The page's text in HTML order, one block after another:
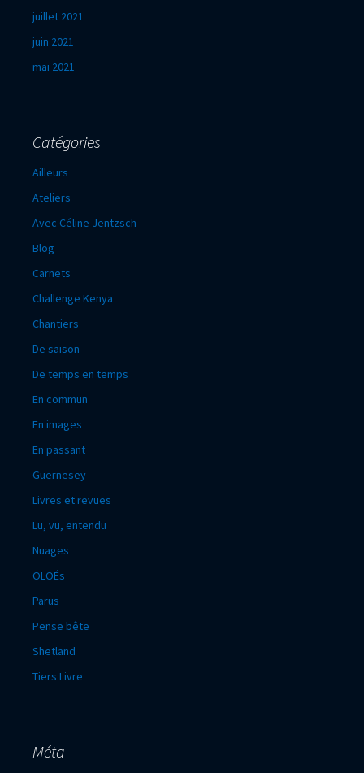
juillet 2021
juin 2021
mai 2021
Catégories
Ailleurs
Ateliers
Avec Céline Jentzsch
Blog
Carnets
Challenge Kenya
Chantiers
De saison
De temps en temps
En commun
En images
En passant
Guernesey
Livres et revues
Lu, vu, entendu
Nuages
OLOÉs
Parus
Pense bête
Shetland
Tiers Livre
Méta